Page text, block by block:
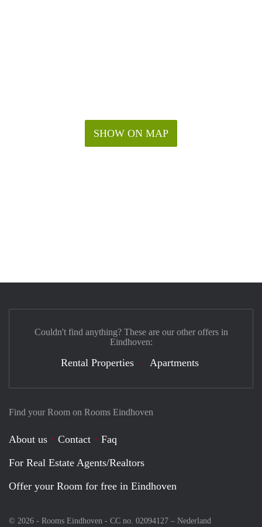
SHOW ON MAP
Find your Room on Rooms Eindhoven
About us Contact
Faq
For Real Estate Agents/Realtors
Offer your Room for free in Eindhoven
© 2026 - Rooms Eindhoven - CC no. 02094127 – Nederland
Couldn't find anything? These are our other offers in
Eindhoven:
Rental Properties Apartments